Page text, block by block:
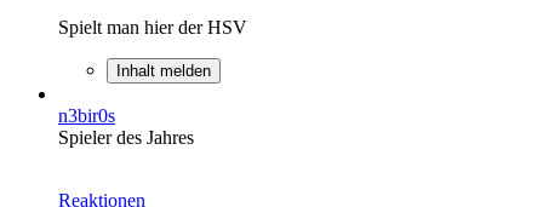
Spielt man hier der HSV
Inhalt melden
n3bir0s
Spieler des Jahres
Reaktionen